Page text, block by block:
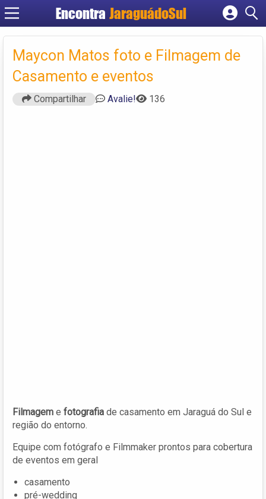
Encontra JaraguádoSul
Cadastrar empresa
Criar conta
Maycon Matos foto e Filmagem de
Casamento e eventos
Compartilhar Avalie! 136
Filmagem e fotografia de casamento em Jaraguá do Sul e
região do entorno.
Equipe com fotógrafo e Filmmaker prontos para cobertura
de eventos em geral
casamento
pré-wedding